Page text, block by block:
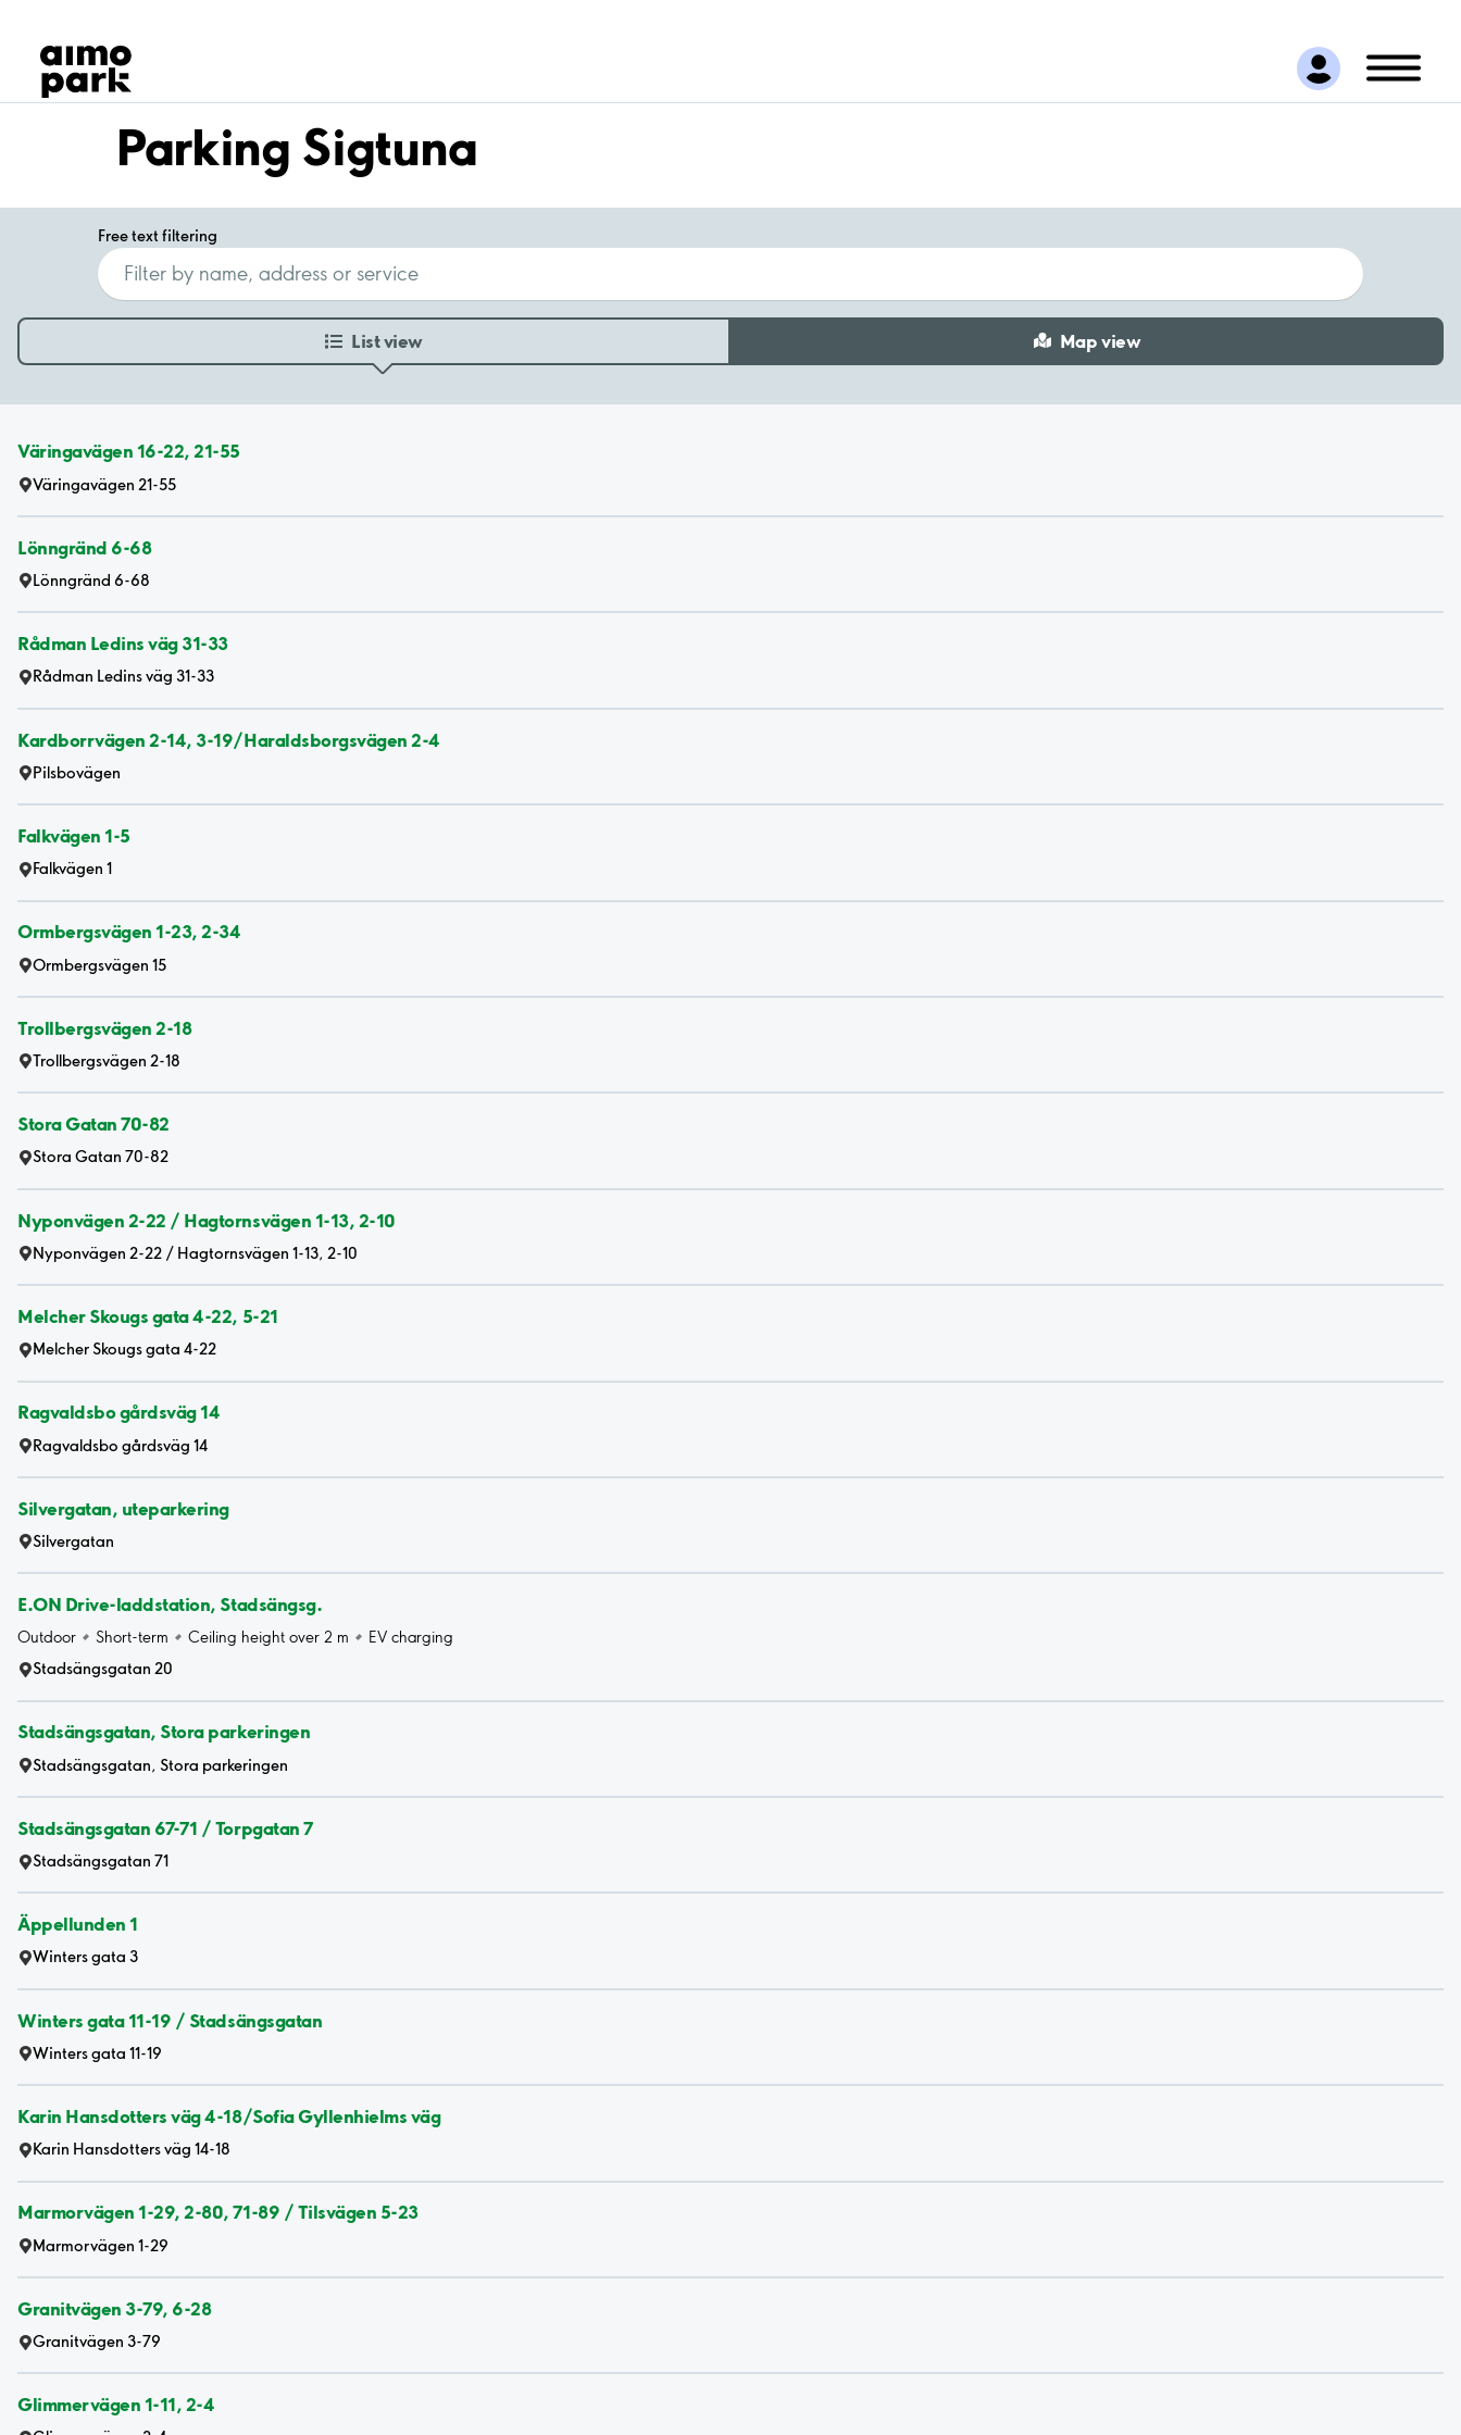
Find Parking
Partner with us
Customer Support
About Aimo Park
Parking Sigtuna
Free text filtering
List view Map view
Väringavägen 16-22, 21-55
Väringavägen 21-55
Lönngränd 6-68
Lönngränd 6-68
Rådman Ledins väg 31-33
Rådman Ledins väg 31-33
Kardborrvägen 2-14, 3-19/Haraldsborgsvägen 2-4
Pilsbovägen
Falkvägen 1-5
Falkvägen 1
Ormbergsvägen 1-23, 2-34
Ormbergsvägen 15
Trollbergsvägen 2-18
Trollbergsvägen 2-18
Stora Gatan 70-82
Stora Gatan 70-82
Nyponvägen 2-22 / Hagtornsvägen 1-13, 2-10
Nyponvägen 2-22 / Hagtornsvägen 1-13, 2-10
Melcher Skougs gata 4-22, 5-21
Melcher Skougs gata 4-22
Ragvaldsbo gårdsväg 14
Ragvaldsbo gårdsväg 14
Silvergatan, uteparkering
Silvergatan
E.ON Drive-laddstation, Stadsängsg.
Outdoor Short-term Ceiling height over 2 m
EV charging
Stadsängsgatan 20
Stadsängsgatan, Stora parkeringen
Stadsängsgatan, Stora parkeringen
Stadsängsgatan 67-71 / Torpgatan 7
Stadsängsgatan 71
Äppellunden 1
Winters gata 3
Winters gata 11-19 / Stadsängsgatan
Winters gata 11-19
Karin Hansdotters väg 4-18/Sofia Gyllenhielms väg
Karin Hansdotters väg 14-18
Marmorvägen 1-29, 2-80, 71-89 / Tilsvägen 5-23
Marmorvägen 1-29
Granitvägen 3-79, 6-28
Granitvägen 3-79
Glimmervägen 1-11, 2-4